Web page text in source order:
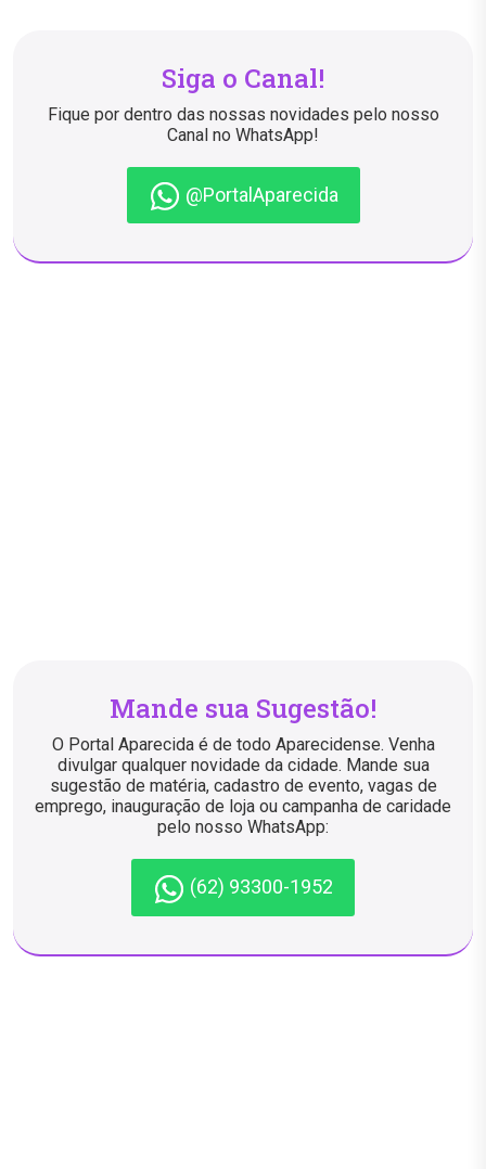
Siga o Canal!
Fique por dentro das nossas novidades pelo nosso
Canal no WhatsApp!
@PortalAparecida
Mande sua Sugestão!
O Portal Aparecida é de todo Aparecidense. Venha
divulgar qualquer novidade da cidade. Mande sua
sugestão de matéria, cadastro de evento, vagas de
emprego, inauguração de loja ou campanha de caridade
pelo nosso WhatsApp:
(62) 93300-1952